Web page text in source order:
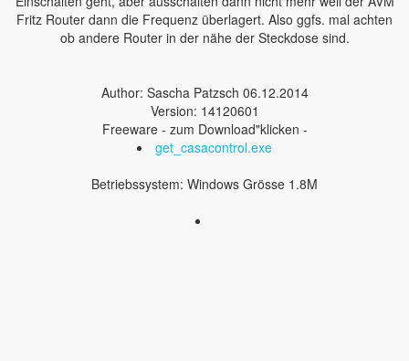
Fritz Router dann die Frequenz überlagert. Also ggfs. mal achten
ob andere Router in der nähe der Steckdose sind.
Author: Sascha Patzsch 06.12.2014
Version: 14120601
Freeware - zum Download"klicken -
get_casacontrol.exe
Betriebssystem: Windows Grösse 1.8M